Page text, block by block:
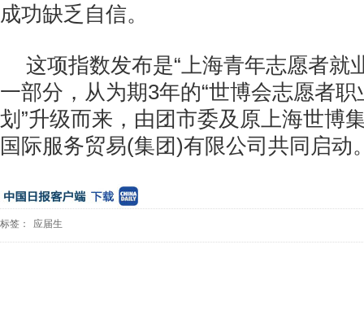
成功缺乏自信。
这项指数发布是“上海青年志愿者就
一部分，从为期3年的“世博会志愿者
划”升级而来，由团市委及原上海世博
国际服务贸易(集团)有限公司共同启动
标签： 应届生